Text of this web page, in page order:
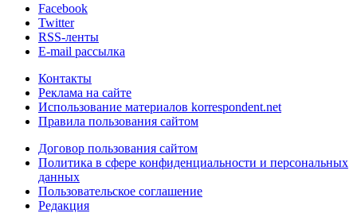
Facebook
Twitter
RSS-ленты
E-mail рассылка
Контакты
Реклама на сайте
Использование материалов korrespondent.net
Правила пользования сайтом
Договор пользования сайтом
Политика в сфере конфиденциальности и персональных
данных
Пользовательское соглашение
Редакция